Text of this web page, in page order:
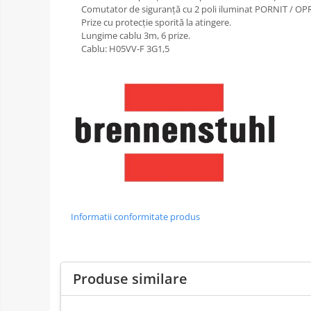
Comutator de siguranță cu 2 poli iluminat PORNIT /
Prize cu protecție sporită la atingere.
Lungime cablu 3m, 6 prize.
Cablu: H05VV-F 3G1,5
Informatii conformitate produs
Produse similare